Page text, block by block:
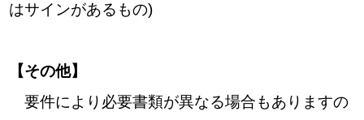
はサインがあるもの)
【その他】
要件により必要書類が異なる場合もありますの